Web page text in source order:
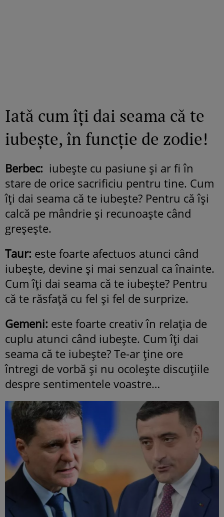
Iată cum îţi dai seama că te
iubeşte, în funcţie de zodie!
Berbec: iubeşte cu pasiune şi ar fi în
stare de orice sacrificiu pentru tine. Cum
îţi dai seama că te iubeşte? Pentru că îşi
calcă pe mândrie şi recunoaşte când
greşeşte.
Taur: este foarte afectuos atunci când
iubeşte, devine şi mai senzual ca înainte.
Cum îţi dai seama că te iubeşte? Pentru
că te răsfaţă cu fel şi fel de surprize.
Gemeni: este foarte creativ în relaţia de
cuplu atunci când iubeşte. Cum îţi dai
seama că te iubeşte? Te-ar ţine ore
întregi de vorbă şi nu ocoleşte discuţiile
despre sentimentele voastre…